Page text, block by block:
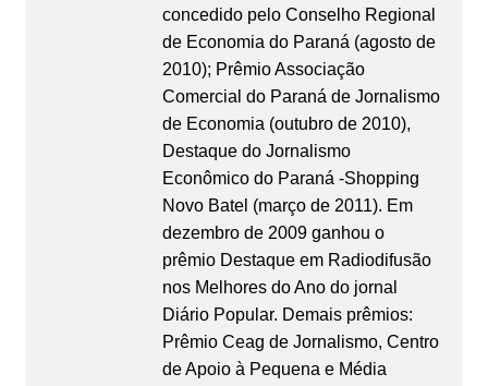
concedido pelo Conselho Regional
de Economia do Paraná (agosto de
2010); Prêmio Associação
Comercial do Paraná de Jornalismo
de Economia (outubro de 2010),
Destaque do Jornalismo
Econômico do Paraná -Shopping
Novo Batel (março de 2011). Em
dezembro de 2009 ganhou o
prêmio Destaque em Radiodifusão
nos Melhores do Ano do jornal
Diário Popular. Demais prêmios:
Prêmio Ceag de Jornalismo, Centro
de Apoio à Pequena e Média